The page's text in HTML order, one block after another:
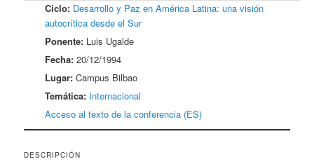
Ciclo: Desarrollo y Paz en América Latina: una visión
autocrítica desde el Sur
Ponente: Luis Ugalde
Fecha: 20/12/1994
Lugar: Campus Bilbao
Temática: Internacional
Acceso al texto de la conferencia (ES)
DESCRIPCIÓN